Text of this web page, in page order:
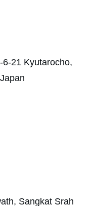
21 Kyutarocho,
Sangkat Srah